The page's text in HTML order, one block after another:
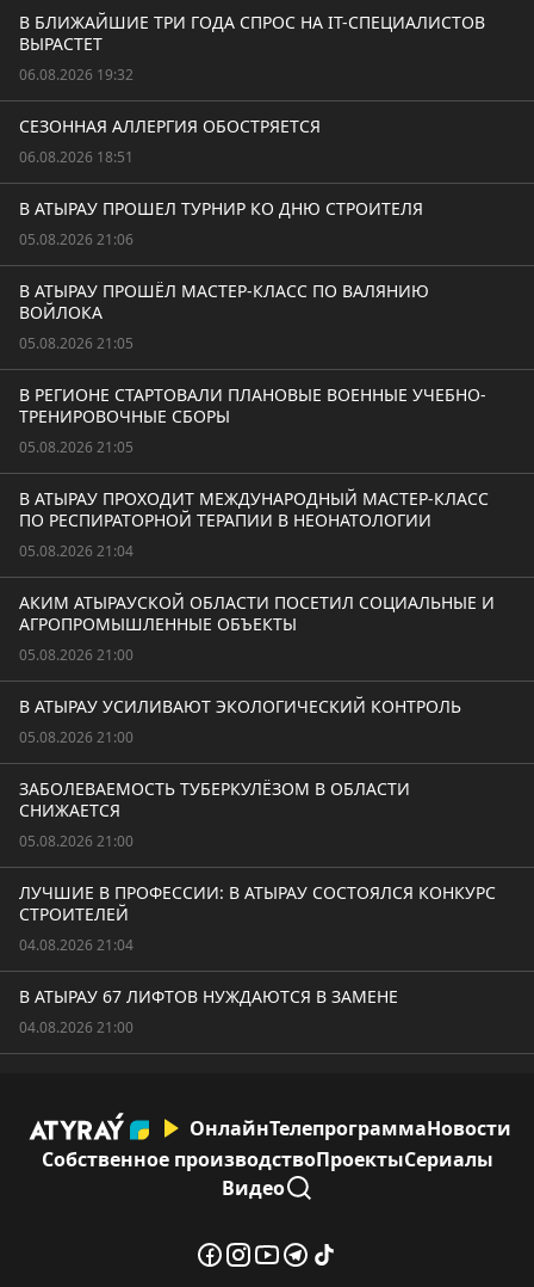
В БЛИЖАЙШИЕ ТРИ ГОДА СПРОС НА IT-СПЕЦИАЛИСТОВ
ВЫРАСТЕТ
06.08.2026 19:32
СЕЗОННАЯ АЛЛЕРГИЯ ОБОСТРЯЕТСЯ
06.08.2026 18:51
В АТЫРАУ ПРОШЕЛ ТУРНИР КО ДНЮ СТРОИТЕЛЯ
05.08.2026 21:06
В АТЫРАУ ПРОШЁЛ МАСТЕР-КЛАСС ПО ВАЛЯНИЮ
ВОЙЛОКА
05.08.2026 21:05
В РЕГИОНЕ СТАРТОВАЛИ ПЛАНОВЫЕ ВОЕННЫЕ УЧЕБНО-
ТРЕНИРОВОЧНЫЕ СБОРЫ
05.08.2026 21:05
В АТЫРАУ ПРОХОДИТ МЕЖДУНАРОДНЫЙ МАСТЕР-КЛАСС
ПО РЕСПИРАТОРНОЙ ТЕРАПИИ В НЕОНАТОЛОГИИ
05.08.2026 21:04
АКИМ АТЫРАУСКОЙ ОБЛАСТИ ПОСЕТИЛ СОЦИАЛЬНЫЕ И
АГРОПРОМЫШЛЕННЫЕ ОБЪЕКТЫ
05.08.2026 21:00
В АТЫРАУ УСИЛИВАЮТ ЭКОЛОГИЧЕСКИЙ КОНТРОЛЬ
05.08.2026 21:00
ЗАБОЛЕВАЕМОСТЬ ТУБЕРКУЛЁЗОМ В ОБЛАСТИ
СНИЖАЕТСЯ
05.08.2026 21:00
ЛУЧШИЕ В ПРОФЕССИИ: В АТЫРАУ СОСТОЯЛСЯ КОНКУРС
СТРОИТЕЛЕЙ
04.08.2026 21:04
В АТЫРАУ 67 ЛИФТОВ НУЖДАЮТСЯ В ЗАМЕНЕ
04.08.2026 21:00
ОнлайнТелепрограммаНовости
Собственное производствоПроектыСериалы
Видео